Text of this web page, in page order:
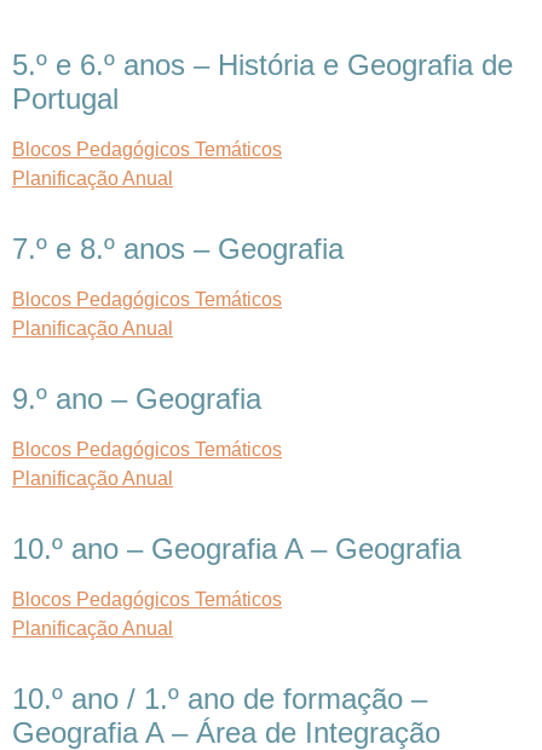
5.º e 6.º anos – História e Geografia de
Portugal
Blocos Pedagógicos Temáticos
Planificação Anual
7.º e 8.º anos – Geografia
Blocos Pedagógicos Temáticos
Planificação Anual
9.º ano – Geografia
Blocos Pedagógicos Temáticos
Planificação Anual
10.º ano – Geografia A – Geografia
Blocos Pedagógicos Temáticos
Planificação Anual
10.º ano / 1.º ano de formação –
Geografia A – Área de Integração